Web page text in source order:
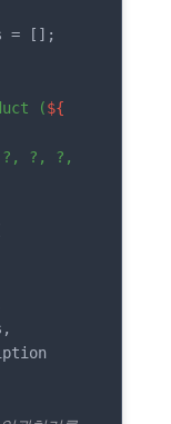
= [];
(
?, ?, ?,